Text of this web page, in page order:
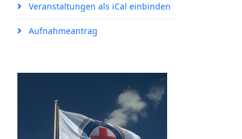
Veranstaltungen als iCal einbinden
Aufnahmeantrag